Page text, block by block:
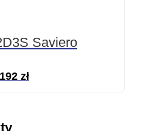
Saviero
zł